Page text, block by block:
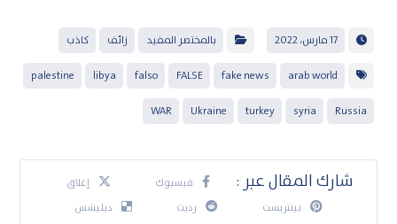
17 مارس، 2022 بالمختصر المفيد زائف كاذب
arab world
fake news
FALSE
falso
libya
palestine
Russia
syria
turkey
Ukraine
WAR
فيسبوك
إغلاق
بينتريست
رديت
ديليشس